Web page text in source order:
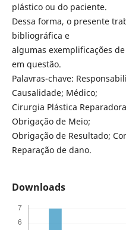
plástico ou do paciente.
Dessa forma, o presente
bibliográfica e
algumas exemplificações
em questão.
Palavras-chave:
Causalidade; Médico;
Cirurgia Plástica
Obrigação de Meio;
Obrigação de Resultado;
Reparação de dano.
Downloads